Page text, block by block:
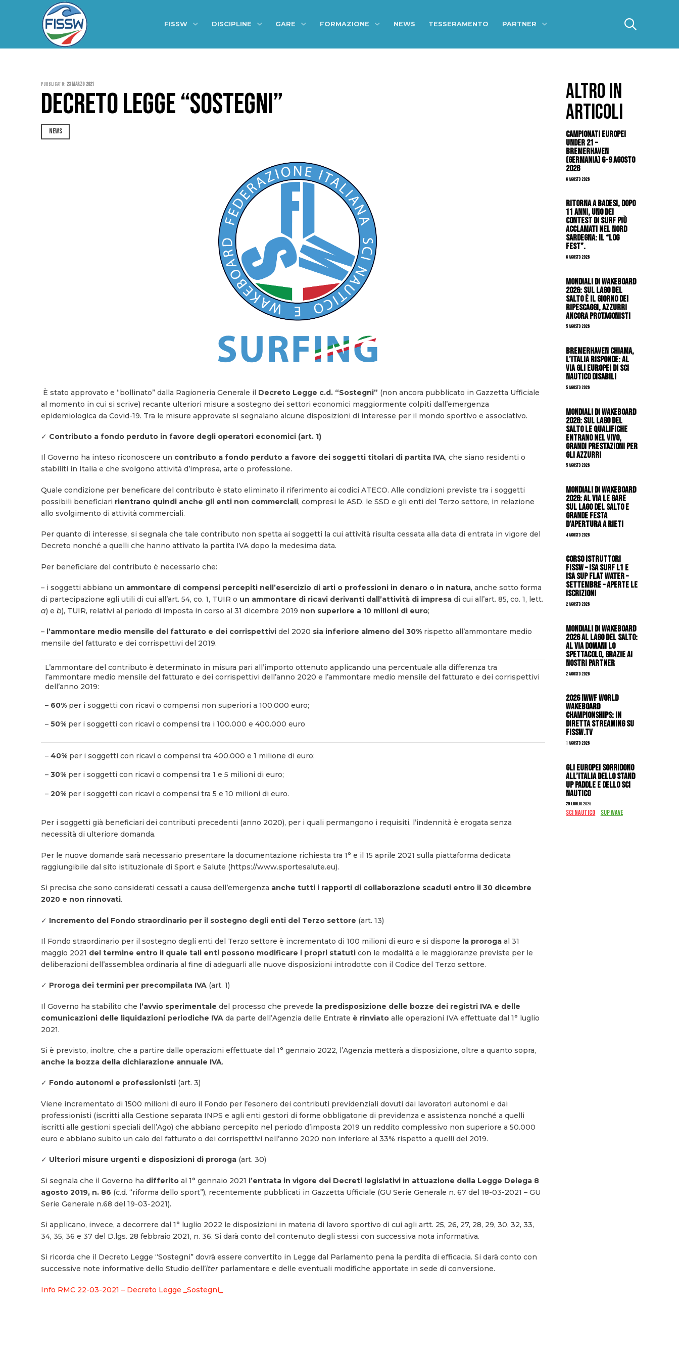
FISSW DISCIPLINE GARE FORMAZIONE NEWS TESSERAMENTO PARTNER
Pubblicato: 23 Marzo 2021
DECRETO LEGGE “SOSTEGNI”
NEWS
È stato approvato e “bollinato” dalla Ragioneria Generale il Decreto Legge c.d. “Sostegni” (non ancora pubblicato in Gazzetta Ufficiale
al momento in cui si scrive) recante ulteriori misure a sostegno dei settori economici maggiormente colpiti dall’emergenza
epidemiologica da Covid-19. Tra le misure approvate si segnalano alcune disposizioni di interesse per il mondo sportivo e associativo.
✓ Contributo a fondo perduto in favore degli operatori economici (art. 1)
Il Governo ha inteso riconoscere un contributo a fondo perduto a favore dei soggetti titolari di partita IVA, che siano residenti o
stabiliti in Italia e che svolgono attività d’impresa, arte o professione.
Quale condizione per beneficare del contributo è stato eliminato il riferimento ai codici ATECO. Alle condizioni previste tra i soggetti
possibili beneficiari rientrano quindi anche gli enti non commerciali, compresi le ASD, le SSD e gli enti del Terzo settore, in relazione
allo svolgimento di attività commerciali.
Per quanto di interesse, si segnala che tale contributo non spetta ai soggetti la cui attività risulta cessata alla data di entrata in vigore del
Decreto nonché a quelli che hanno attivato la partita IVA dopo la medesima data.
Per beneficiare del contributo è necessario che:
– i soggetti abbiano un ammontare di compensi percepiti nell’esercizio di arti o professioni in denaro o in natura, anche sotto forma
di partecipazione agli utili di cui all’art. 54, co. 1, TUIR o un ammontare di ricavi derivanti dall’attività di impresa di cui all’art. 85, co. 1, lett.
a) e b), TUIR, relativi al periodo di imposta in corso al 31 dicembre 2019 non superiore a 10 milioni di euro;
– l’ammontare medio mensile del fatturato e dei corrispettivi del 2020 sia inferiore almeno del 30% rispetto all’ammontare medio
mensile del fatturato e dei corrispettivi del 2019.
L’ammontare del contributo è determinato in misura pari all’importo ottenuto applicando una percentuale alla differenza tra
l’ammontare medio mensile del fatturato e dei corrispettivi dell’anno 2020 e l’ammontare medio mensile del fatturato e dei corrispettivi
dell’anno 2019:
– 60% per i soggetti con ricavi o compensi non superiori a 100.000 euro;
–50% per i soggetti con ricavi o compensi tra i 100.000 e 400.000 euro
–40% per i soggetti con ricavi o compensi tra 400.000 e 1 milione di euro;
–30% per i soggetti con ricavi o compensi tra 1 e 5 milioni di euro;
–20% per i soggetti con ricavi o compensi tra 5 e 10 milioni di euro.
Per i soggetti già beneficiari dei contributi precedenti (anno 2020), per i quali permangono i requisiti, l’indennità è erogata senza
necessità di ulteriore domanda.
Per le nuove domande sarà necessario presentare la documentazione richiesta tra 1° e il 15 aprile 2021 sulla piattaforma dedicata
raggiungibile dal sito istituzionale di Sport e Salute (https://www.sportesalute.eu).
Si precisa che sono considerati cessati a causa dell’emergenza anche tutti i rapporti di collaborazione scaduti entro il 30 dicembre
2020 e non rinnovati.
✓ Incremento del Fondo straordinario per il sostegno degli enti del Terzo settore (art. 13)
Il Fondo straordinario per il sostegno degli enti del Terzo settore è incrementato di 100 milioni di euro e si dispone la proroga al 31
maggio 2021 del termine entro il quale tali enti possono modificare i propri statuti con le modalità e le maggioranze previste per le
deliberazioni dell’assemblea ordinaria al fine di adeguarli alle nuove disposizioni introdotte con il Codice del Terzo settore.
✓ Proroga dei termini per precompilata IVA (art. 1)
Il Governo ha stabilito che l’avvio sperimentale del processo che prevede la predisposizione delle bozze dei registri IVA e delle
comunicazioni delle liquidazioni periodiche IVA da parte dell’Agenzia delle Entrate è rinviato alle operazioni IVA effettuate dal 1° luglio
2021.
Si è previsto, inoltre, che a partire dalle operazioni effettuate dal 1° gennaio 2022, l’Agenzia metterà a disposizione, oltre a quanto sopra,
anche la bozza della dichiarazione annuale IVA.
✓ Fondo autonomi e professionisti (art. 3)
Viene incrementato di 1500 milioni di euro il Fondo per l’esonero dei contributi previdenziali dovuti dai lavoratori autonomi e dai
professionisti (iscritti alla Gestione separata INPS e agli enti gestori di forme obbligatorie di previdenza e assistenza nonché a quelli
iscritti alle gestioni speciali dell’Ago) che abbiano percepito nel periodo d’imposta 2019 un reddito complessivo non superiore a 50.000
euro e abbiano subito un calo del fatturato o dei corrispettivi nell’anno 2020 non inferiore al 33% rispetto a quelli del 2019.
✓ Ulteriori misure urgenti e disposizioni di proroga (art. 30)
Si segnala che il Governo ha differito al 1° gennaio 2021 l’entrata in vigore dei Decreti legislativi in attuazione della Legge Delega 8
agosto 2019, n. 86 (c.d. “riforma dello sport”), recentemente pubblicati in Gazzetta Ufficiale (GU Serie Generale n. 67 del 18-03-2021 – GU
Serie Generale n.68 del 19-03-2021).
Si applicano, invece, a decorrere dal 1° luglio 2022 le disposizioni in materia di lavoro sportivo di cui agli artt. 25, 26, 27, 28, 29, 30, 32, 33,
34, 35, 36 e 37 del D.lgs. 28 febbraio 2021, n. 36. Si darà conto del contenuto degli stessi con successiva nota informativa.
Si ricorda che il Decreto Legge “Sostegni” dovrà essere convertito in Legge dal Parlamento pena la perdita di efficacia. Si darà conto con
successive note informative dello Studio dell’iter parlamentare e delle eventuali modifiche apportate in sede di conversione.
Info RMC 22-03-2021 – Decreto Legge _Sostegni_
ALTRO IN
ARTICOLI
Campionati Europei
Under 21 –
Bremerhaven
(Germania) 6-9 agosto
2026
6 Agosto 2026
Ritorna a Badesi, dopo
11 anni, uno dei
contest di surf più
acclamati nel nord
Sardegna: il “Log
Fest”.
6 Agosto 2026
Mondiali di Wakeboard
2026: sul Lago del
Salto è il giorno dei
ripescaggi, azzurri
ancora protagonisti
5 Agosto 2026
Bremerhaven chiama,
l’Italia risponde: al
via gli Europei di Sci
Nautico Disabili
5 Agosto 2026
Mondiali di Wakeboard
2026: sul Lago del
Salto le qualifiche
entrano nel vivo,
grandi prestazioni per
gli azzurri
5 Agosto 2026
Mondiali di Wakeboard
2026: al via le gare
sul Lago del Salto e
grande festa
d’apertura a Rieti
4 Agosto 2026
CORSO ISTRUTTORI
FISSW – ISA SURF L1 e
ISA SUP Flat Water –
SETTEMBRE – APERTE LE
ISCRIZIONI
2 Agosto 2026
Mondiali di Wakeboard
2026 al Lago del Salto:
al via domani lo
spettacolo, grazie ai
nostri Partner
2 Agosto 2026
2026 IWWF WORLD
WAKEBOARD
CHAMPIONSHIPS: IN
DIRETTA STREAMING SU
FISSW.TV
1 Agosto 2026
Gli Europei sorridono
all’Italia dello stand
up paddle e dello sci
nautico
29 Luglio 2026
SCI NAUTICO SUP WAVE